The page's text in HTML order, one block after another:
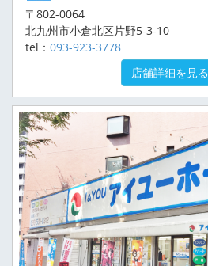
〒802-0064
北九州市小倉北区片野5-3-10
tel： 093-923-3778
店舗詳細を見る